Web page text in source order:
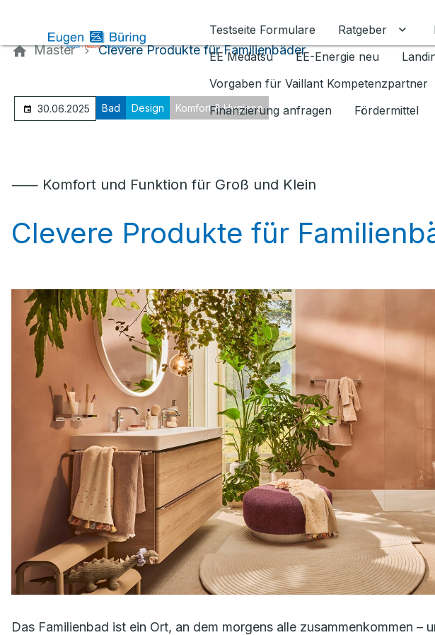
Testseite Formulare
Ratgeber
EE Medatsu
EE-Energie neu
Vorgaben für Vaillant Kompetenzpartner
Finanzierung anfragen
Fördermittel
Master Clevere Produkte für Familienbäder
30.06.2025 Bad Design Komfort & Hygiene
⸺ Komfort und Funktion für Groß und Klein
Clevere Produkte für
Das Familienbad ist ein Ort, an dem morgens alle zusammenkommen –